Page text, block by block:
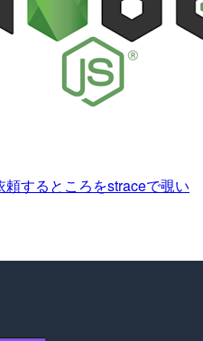
するところをstraceで覗い